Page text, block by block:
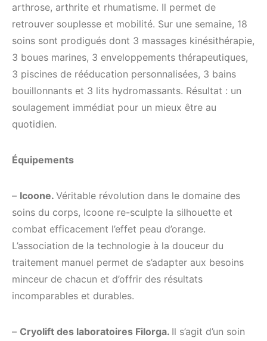
arthrose, arthrite et rhumatisme. Il permet de
retrouver souplesse et mobilité. Sur une semaine, 18
soins sont prodigués dont 3 massages kinésithérapie,
3 boues marines, 3 enveloppements thérapeutiques,
3 piscines de rééducation personnalisées, 3 bains
bouillonnants et 3 lits hydromassants. Résultat : un
soulagement immédiat pour un mieux être au
quotidien.
Équipements
– Icoone. Véritable révolution dans le domaine des
soins du corps, Icoone re-sculpte la silhouette et
combat efficacement l’effet peau d’orange.
L’association de la technologie à la douceur du
traitement manuel permet de s’adapter aux besoins
minceur de chacun et d’offrir des résultats
incomparables et durables.
– Cryolift des laboratoires Filorga. Il s’agit d’un soin